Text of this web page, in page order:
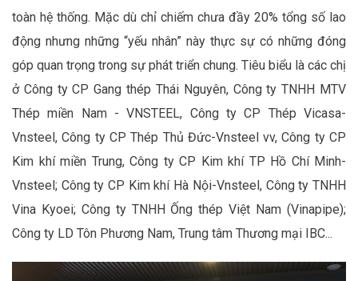
toàn hệ thống. Mặc dù chỉ chiếm chưa đầy 20% tổng số lao
động nhưng những “yếu nhân” này thực sự có những đóng
góp quan trọng trong sự phát triển chung. Tiêu biểu là các chị
ở Công ty CP Gang thép Thái Nguyên, Công ty TNHH MTV
Thép miền Nam - VNSTEEL, Công ty CP Thép Vicasa-
Vnsteel, Công ty CP Thép Thủ Đức-Vnsteel vv, Công ty CP
Kim khí miền Trung, Công ty CP Kim khí TP Hồ Chí Minh-
Vnsteel; Công ty CP Kim khí Hà Nội-Vnsteel, Công ty TNHH
Vina Kyoei; Công ty TNHH Ống thép Việt Nam (Vinapipe);
Công ty LD Tôn Phương Nam, Trung tâm Thương mại IBC...